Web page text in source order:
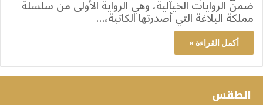
ضمن الروايات الخيالية، وهي الرواية الأولى من سلسلة
مملكة البلاغة التي أصدرتها الكاتبة،…
أكمل القراءة »
الطقس